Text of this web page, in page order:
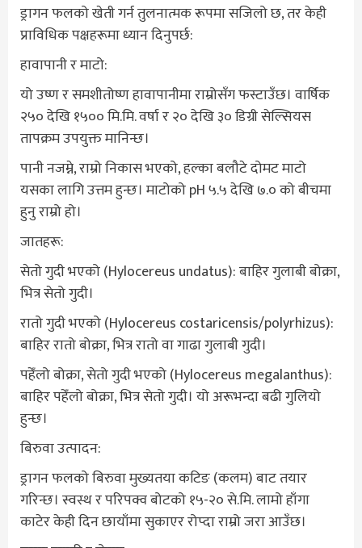
ड्रागन फलको खेती गर्न तुलनात्मक रूपमा सजिलो छ, तर केही
प्राविधिक पक्षहरूमा ध्यान दिनुपर्छ:
हावापानी र माटो:
यो उष्ण र समशीतोष्ण हावापानीमा राम्रोसँग फस्टाउँछ। वार्षिक
२५० देखि १५०० मि.मि. वर्षा र २० देखि ३० डिग्री सेल्सियस
तापक्रम उपयुक्त मानिन्छ।
पानी नजम्ने, राम्रो निकास भएको, हल्का बलौटे दोमट माटो
यसका लागि उत्तम हुन्छ। माटोको pH ५.५ देखि ७.० को बीचमा
हुनु राम्रो हो।
जातहरू:
सेतो गुदी भएको (Hylocereus undatus): बाहिर गुलाबी बोक्रा,
भित्र सेतो गुदी।
रातो गुदी भएको (Hylocereus costaricensis/polyrhizus):
बाहिर रातो बोक्रा, भित्र रातो वा गाढा गुलाबी गुदी।
पहेँलो बोक्रा, सेतो गुदी भएको (Hylocereus megalanthus):
बाहिर पहेँलो बोक्रा, भित्र सेतो गुदी। यो अरूभन्दा बढी गुलियो
हुन्छ।
बिरुवा उत्पादन:
ड्रागन फलको बिरुवा मुख्यतया कटिङ (कलम) बाट तयार
गरिन्छ। स्वस्थ र परिपक्व बोटको १५-२० से.मि. लामो हाँगा
काटेर केही दिन छायाँमा सुकाएर रोप्दा राम्रो जरा आउँछ।